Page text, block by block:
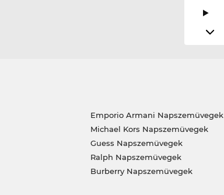
Emporio Armani Napszemüvegek
Michael Kors Napszemüvegek
Guess Napszemüvegek
Ralph Napszemüvegek
Burberry Napszemüvegek